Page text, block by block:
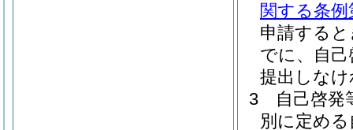
関する条例
申請する
でに、自
提出しな
3
自己啓
別に定め